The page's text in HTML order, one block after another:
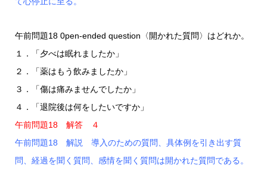
午前問題18 0pen-ended question〈開かれた質問〉はどれか。
１．「夕べは眠れましたか」
２．「薬はもう飲みましたか」
３．「傷は痛みませんでしたか」
４．「退院後は何をしたいですか」
午前問題18 解答 ４
午前問題18 解説 導入のための質問、具体例を引き出す質
問、経過を聞く質問、感情を聞く質問は開かれた質問である。